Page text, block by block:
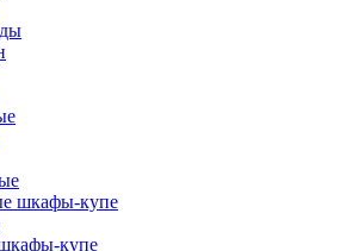
шкафы-купе
купе